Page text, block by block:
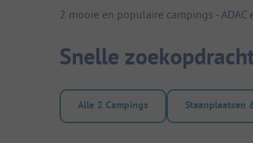
2 mooie en populaire campings -
Snelle
Alle 2 Campings Staanplaatsen